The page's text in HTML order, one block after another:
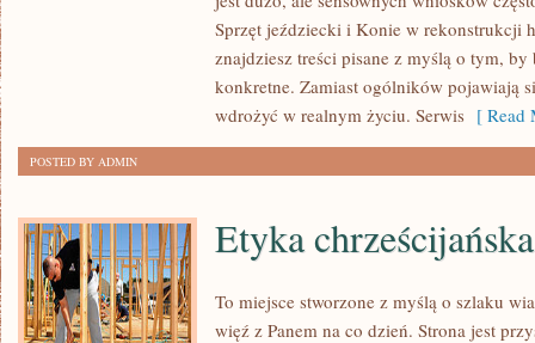
Sprzęt jeździecki i Konie w rekonstrukcji
znajdziesz treści pisane z myślą o tym, by
konkretne. Zamiast ogólników pojawiają
wdrożyć w realnym życiu. Serwis [ Read
POSTED BY ADMIN
Etyka chrześcijańska
To miejsce stworzone z myślą o szlaku
więź z Panem na co dzień. Strona jest